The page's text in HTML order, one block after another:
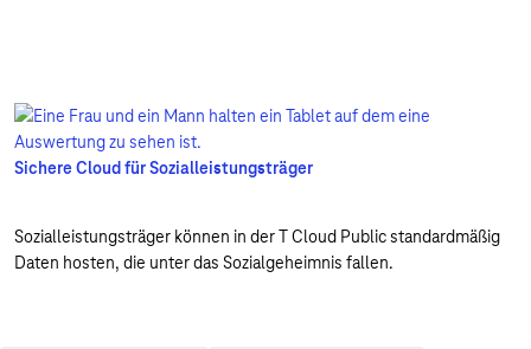
Sichere Cloud für Sozialleistungsträger
Sozialleistungsträger können in der T Cloud Public standardmäßig
Daten hosten, die unter das Sozialgeheimnis fallen.